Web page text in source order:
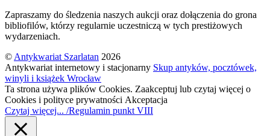
Zapraszamy do śledzenia naszych aukcji oraz dołączenia do grona
bibliofilów, którzy regularnie uczestniczą w tych prestiżowych
wydarzeniach.
© Antykwariat Szarlatan 2026
Antykwariat internetowy i stacjonarny Skup antyków, pocztówek,
winyli i książek Wrocław
Ta strona używa plików Cookies. Zaakceptuj lub czytaj więcej o
Cookies i polityce prywatności Akceptacja
Czytaj więcej... /Regulamin punkt VIII